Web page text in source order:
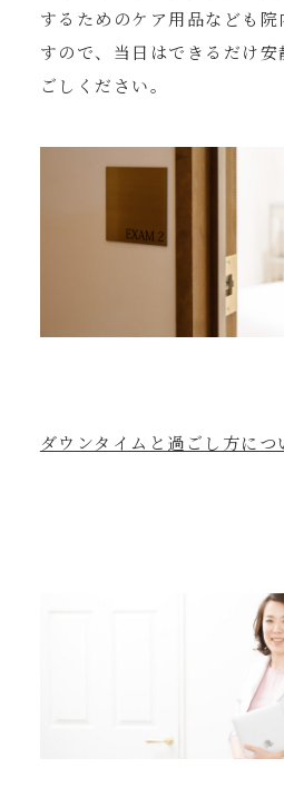
するためのケア用品なども院
すので、当日はできるだけ
ごしください。
ダウンタイムと過ごし方につ